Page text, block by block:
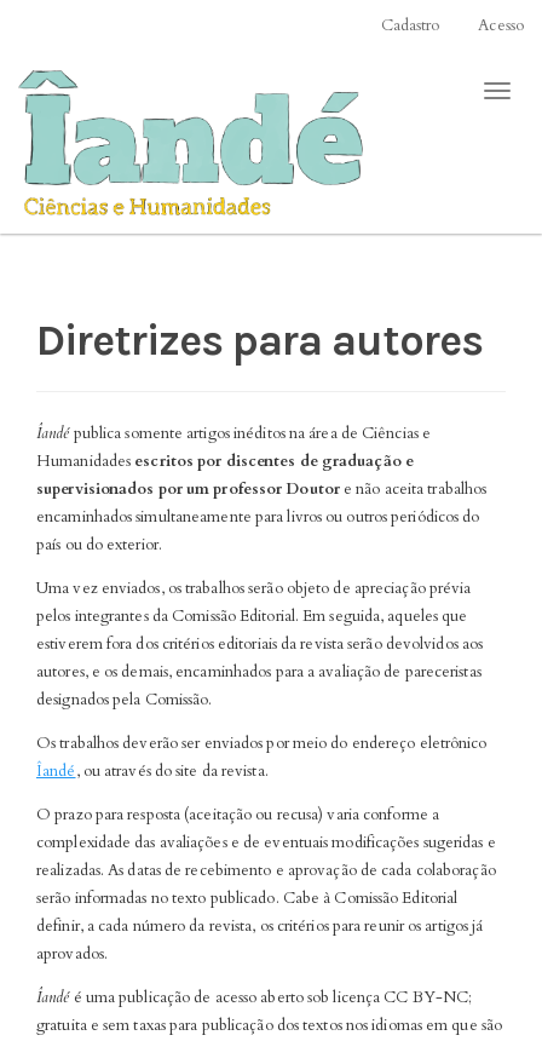
conteúdo
página
Navegação
Principal
Barra
Lateral
Cadastro Acesso
Diretrizes para autores
Îandépublica somente artigos inéditos na área de Ciências e
Humanidades escritos por discentes de graduação e
supervisionados por um professor Doutore não aceita trabalhos
encaminhados simultaneamente para livros ou outros periódicos do
país ou do exterior.
Uma vez enviados, os trabalhos serão objeto de apreciação prévia
pelos integrantes da Comissão Editorial. Em seguida, aqueles que
estiverem fora dos critérios editoriais da revista serão devolvidos aos
autores, e os demais, encaminhados para a avaliação de pareceristas
designados pela Comissão.
Os trabalhos deverão ser enviados por meio do endereço eletrônico
Îandé, ou através do site da revista.
O prazo para resposta (aceitação ou recusa) varia conforme a
complexidade das avaliações e de eventuais modificações sugeridas e
realizadas. As datas de recebimento e aprovação de cada colaboração
serão informadas no texto publicado. Cabe à Comissão Editorial
definir, a cada número da revista, os critérios para reunir os artigos já
aprovados.
Îandéé uma publicação de acesso aberto sob licença CC BY-NC;
gratuita e sem taxas para publicação dos textos nos idiomas em que são